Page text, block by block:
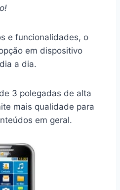
e funcionalidades, o
em dispositivo
a dia.
3 polegadas de alta
mais qualidade para
em geral.